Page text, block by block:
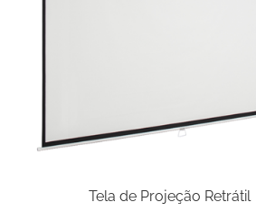
Tela de Projeção Retrátil